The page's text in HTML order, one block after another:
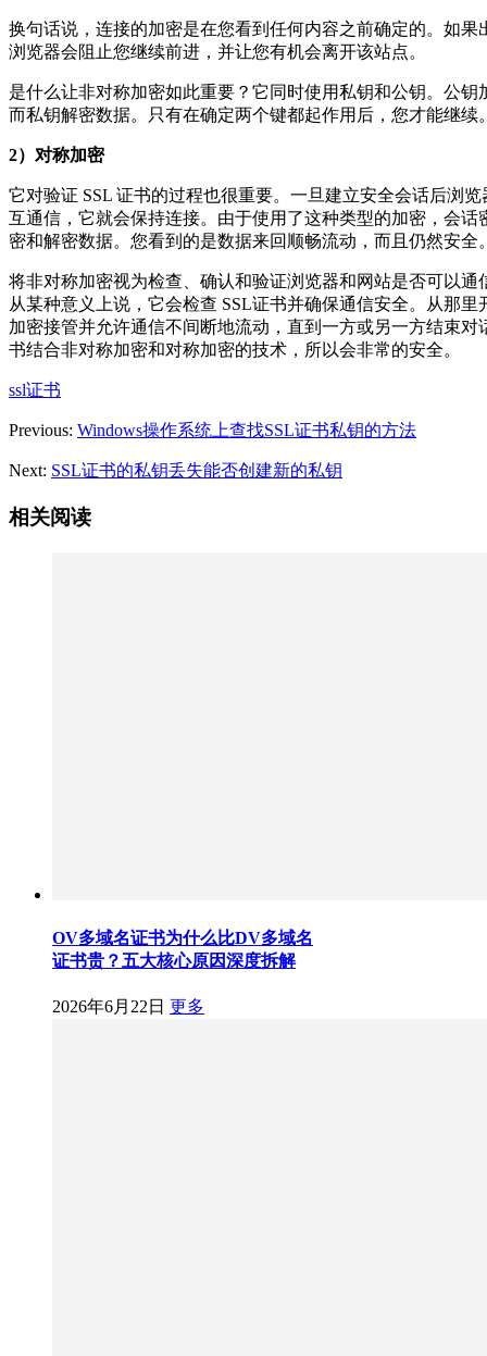
换句话说，连接的加密是在您看到任何内容之前确定的。如果
浏览器会阻止您继续前进，并让您有机会离开该站点。
是什么让非对称加密如此重要？它同时使用私钥和公钥。公钥
而私钥解密数据。只有在确定两个键都起作用后，您才能继续
2）对称加密
它对验证 SSL 证书的过程也很重要。一旦建立安全会话后浏
互通信，它就会保持连接。由于使用了这种类型的加密，会话
密和解密数据。您看到的是数据来回顺畅流动，而且仍然安全
将非对称加密视为检查、确认和验证浏览器和网站是否可以通
从某种意义上说，它会检查 SSL证书并确保通信安全。从那里
加密接管并允许通信不间断地流动，直到一方或另一方结束对
书结合非对称加密和对称加密的技术，所以会非常的安全。
ssl证书
Previous: Windows操作系统上查找SSL证书私钥的方法
Next: SSL证书的私钥丢失能否创建新的私钥
相关阅读
OV多域名证书为什么比DV多域名
证书贵？五大核心原因深度拆解
2026年6月22日 更多